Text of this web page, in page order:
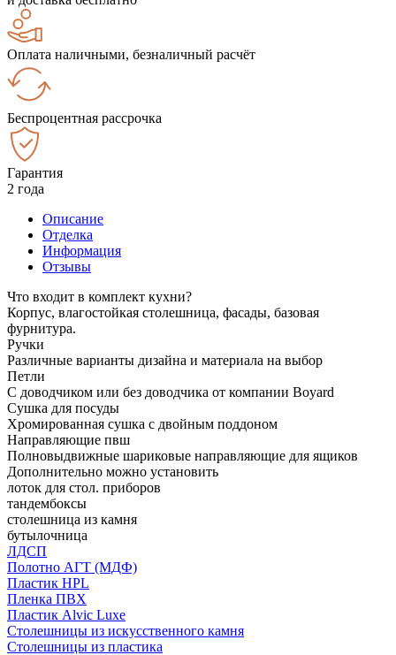
Оплата наличными, безналичный расчёт
Беспроцентная рассрочка
Гарантия
2 года
Описание
Отделка
Информация
Отзывы
Что входит в комплект кухни?
Корпус, влагостойкая столешница, фасады, базовая
фурнитура.
Ручки
Различные варианты дизайна и материала на выбор
Петли
С доводчиком или без доводчика от компании Boyard
Сушка для посуды
Хромированная сушка с двойным поддоном
Направляющие пвш
Полновыдвижные шариковые направляющие для ящиков
Дополнительно можно установить
лоток для стол. приборов
тандембоксы
столешница из камня
бутылочница
ЛДСП
Полотно АГТ (МДФ)
Пластик HPL
Пленка ПВХ
Пластик Alvic Luxe
Столешницы из искусственного камня
Столешницы из пластика